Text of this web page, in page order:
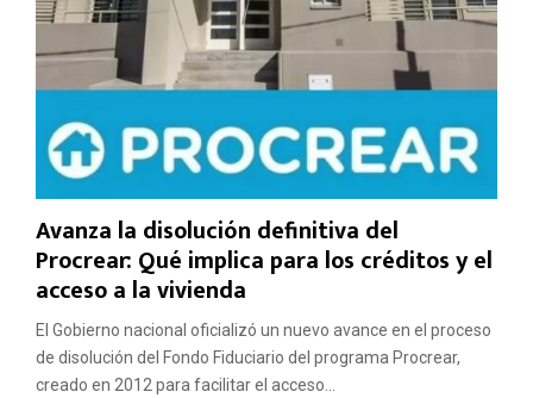
Avanza la disolución definitiva del
Procrear: Qué implica para los créditos y el
acceso a la vivienda
El Gobierno nacional oficializó un nuevo avance en el proceso
de disolución del Fondo Fiduciario del programa Procrear,
creado en 2012 para facilitar el acceso...